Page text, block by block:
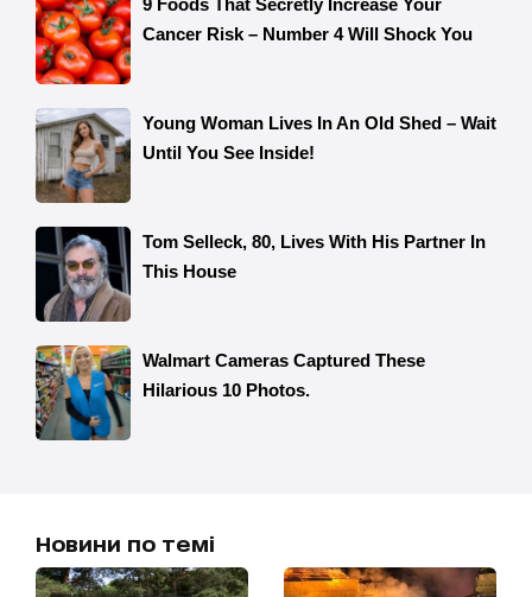
Новини по темі